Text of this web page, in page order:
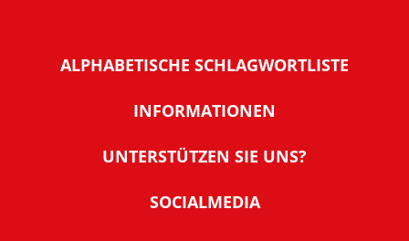
ALPHABETISCHE SCHLAGWORTLISTE
INFORMATIONEN
Warum NachDenkSeiten
Tipps zur Nutzung der NachDenkSeiten
UNTERSTÜTZEN SIE UNS?
SOCIALMEDIA